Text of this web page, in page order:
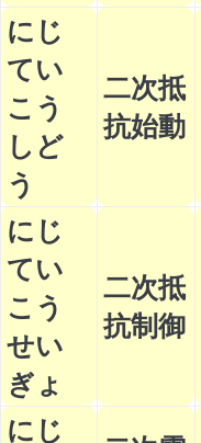
にじ
てい
こう
しど
う
二次抵
抗始動
にじ
てい
こう
せい
ぎょ
二次抵
抗制御
にじ